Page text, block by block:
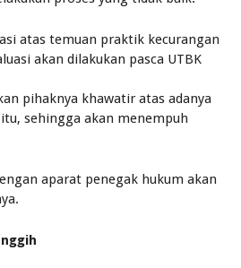
atas temuan praktik kecurangan
akan dilakukan pasca UTBK
pihaknya khawatir atas adanya
sehingga akan menempuh
aparat penegak hukum akan